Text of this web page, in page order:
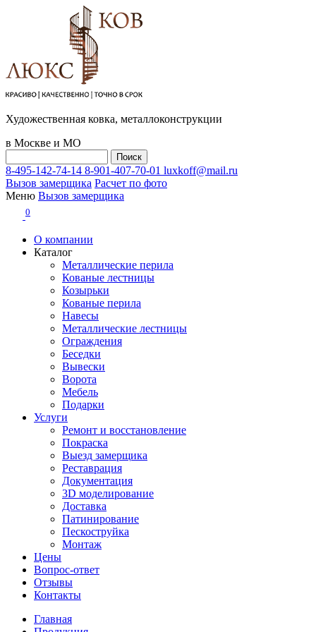
Художественная ковка, металлоконструкции
в Москве и МО
8-495-142-74-14 8-901-407-70-01 luxkoff@mail.ru
Вызов замерщика Расчет по фото
Меню Вызов замерщика
0
О компании
Каталог
Металлические перила
Кованые лестницы
Козырьки
Кованые перила
Навесы
Металлические лестницы
Ограждения
Беседки
Вывески
Ворота
Мебель
Подарки
Услуги
Ремонт и восстановление
Покраска
Выезд замерщика
Реставрация
Документация
3D моделирование
Доставка
Патинирование
Пескоструйка
Монтаж
Цены
Вопрос-ответ
Отзывы
Контакты
Главная